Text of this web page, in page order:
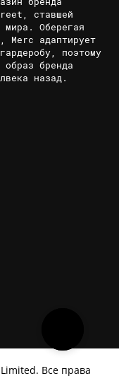
ставшей
мира. Оберегая
Merc адаптирует
поэтому
образ бренда
назад.
Все права